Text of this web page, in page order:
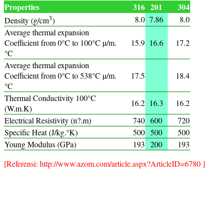
Properties 316 201 304
Density (g/cm3) 8.0 7.86
8.0
Average thermal expansion
Coefficient from 0°C to 100°C µ/m.
°C
15.9 16.6 17.2
Average thermal expansion
Coefficient from 0°C to 538°C µ/m.
°C
17.5 18.4
Thermal Conductivity 100°C
(W.m.K)
16.2 16.3
16.2
Electrical Resistivity (n?.m)
740 600
720
Specific Heat (J/kg.°K)
500 500
500
Young Modulus (GPa)
193 200
193
[Referensi: http://www.azom.com/article.aspx?ArticleID=6780 ]